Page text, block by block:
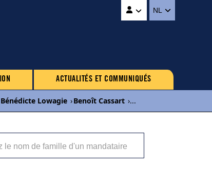
NL
ACTUALITÉS ET COMMUNIQUÉS
Bénédicte Lowagie ›Benoît Cassart ›...